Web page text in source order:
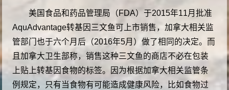
美国食品和药品管理局（FDA）于2015年11月批准
AquAdvantage转基因三文鱼可上市销售，加拿大相关监
管部门也于六个月后（2016年5月）做了相同的决定。而
且加拿大卫生部称，销售这种三文鱼的商店不必在包装
上贴上转基因食物的标签。因为根据加拿大相关监管条
例规定，只有当食物有可能造成健康风险，比如食物过